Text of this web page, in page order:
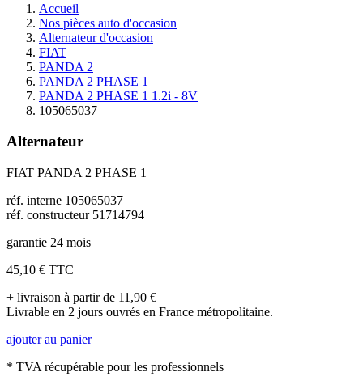
Accueil
Nos pièces auto d'occasion
Alternateur d'occasion
FIAT
PANDA 2
PANDA 2 PHASE 1
PANDA 2 PHASE 1 1.2i - 8V
105065037
Alternateur
FIAT PANDA 2 PHASE 1
réf. interne 105065037
réf. constructeur 51714794
garantie 24 mois
45,10 € TTC
+ livraison à partir de 11,90 €
Livrable en 2 jours ouvrés en France métropolitaine.
ajouter au panier
* TVA récupérable pour les professionnels